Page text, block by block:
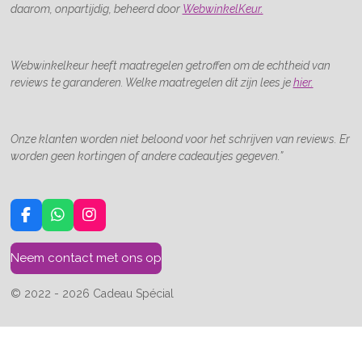
daarom, onpartijdig, beheerd door WebwinkelKeur.
Webwinkelkeur heeft maatregelen getroffen om de echtheid van
reviews te garanderen. Welke maatregelen dit zijn lees je hier.
Onze klanten worden niet beloond voor het schrijven van reviews. Er
worden geen kortingen of andere cadeautjes gegeven.”
F
a
e
o
W
h
t
A
I
n
s
t
g
Neem contact met ons op
© 2022 - 2026 Cadeau Spécial